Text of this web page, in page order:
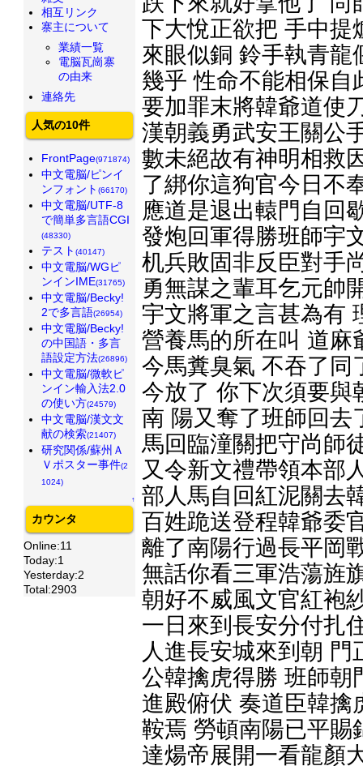
下大悅正欲把 手中提
來眼似銅 鈴手執青龍
幾乎 性命不能相保自
要加罪末將韓爺道使
漢朝義勇武安王關公
數未絕故有神明相救
了綁你這狗官今日不
應道是退出轅門自回
發炮回軍得勝班師宇
机兵敗固非反臣對手
勇無謀之輩耳乞元帥
宇文將軍之言甚為有
營養馬的所在叫 道麻
今馬糞臭氣 不吞了同
今放了 你下次須要與
南 陽又奪了班師回去
馬回臨潼關把守尚師
又令新文禮帶領本部
部人馬自回紅泥關去
百姓跪送登程韓爺委
離了南陽行過長平岡
無話你看三軍浩蕩旌
朝好不威風文官紅袍
一日來到長安分付扎
人進長安城來到朝
公韓擒虎得勝 班師朝
進殿俯伏 奏道臣韓擒
鞍焉 勞頓南陽已平賜
達煬帝展開一看龍顏
相互リンク
寨主について
業績一覧
電脳瓦崗寨
の由来
連絡先
人気の10件
FrontPage(971874)
中文電脳/ピンイ
ンフォント (66170)
中文電脳/UTF-8
で簡単多言語CGI
(48330)
テスト (40147)
中文電脳/WGピ
ンインIME(31765)
中文電脳/Becky!
2で多言語(26954)
中文電脳/Becky!
の中国語・多言
語設定方法(26896)
中文電脳/微軟ピ
ンイン輸入法2.0
の使い方(24579)
中文電脳/漢文文
献の検索(21407)
研究関係/蘇州Ａ
Ｖポスター事件(2
1024)
↑
カウンタ
Online:11
Today:1
Yesterday:2
Total:2903